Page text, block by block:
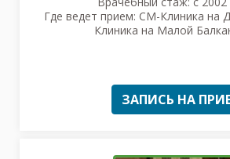
Где ведет прием: СМ-Клиника на
Клиника на Малой
ЗАПИСЬ НА